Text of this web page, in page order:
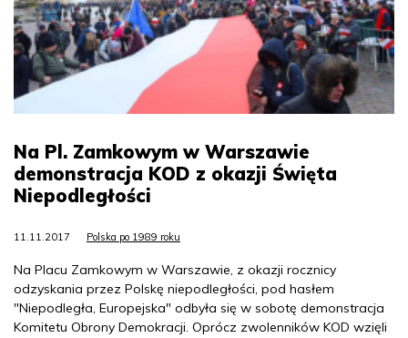
Na Pl. Zamkowym w Warszawie
demonstracja KOD z okazji Święta
Niepodległości
11.11.2017 Polska po 1989 roku
Na Placu Zamkowym w Warszawie, z okazji rocznicy
odzyskania przez Polskę niepodległości, pod hasłem
"Niepodległa, Europejska" odbyła się w sobotę demonstracja
Komitetu Obrony Demokracji. Oprócz zwolenników KOD wzięli